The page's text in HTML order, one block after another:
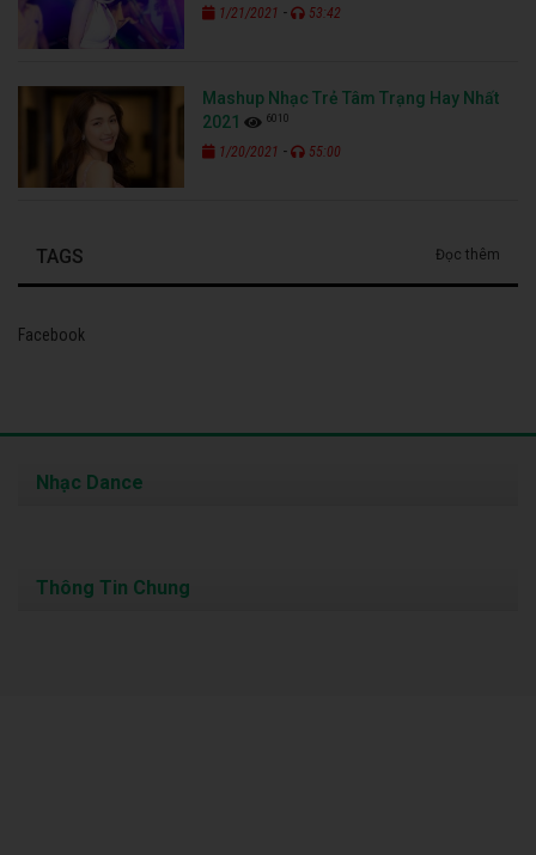
1/21/2021 - 53:42
Mashup Nhạc Trẻ Tâm Trạng Hay Nhất
2021
6010
1/20/2021 - 55:00
TAGS Đọc thêm
Facebook
Nhạc Dance
Thông Tin Chung